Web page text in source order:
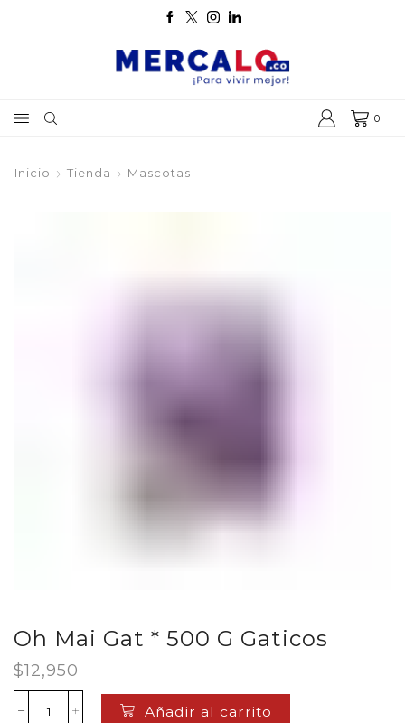
0
Inicio Tienda Mascotas
Oh Mai Gat * 500 G Gaticos
$12,950
Oh
Añadir al carrito